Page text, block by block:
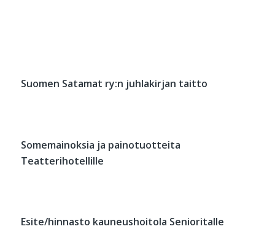
Suomen Satamat ry:n juhlakirjan taitto
Somemainoksia ja painotuotteita
Teatterihotellille
Esite/hinnasto kauneushoitola Senioritalle